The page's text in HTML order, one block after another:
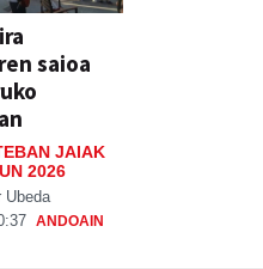
saioa
JAIAK
2026
Ubeda
ANDOAIN